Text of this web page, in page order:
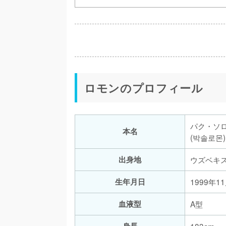
ロモンのプロフィール
本名
パク・ソ
(박솔로몬)
出身地
ウズベキ
生年月日
1999年
血液型
A型